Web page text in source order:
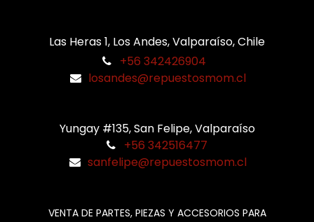
Las Heras 1, Los Andes, Valparaíso, Chile
+56 342426904
losandes@repuestosmom.cl
Yungay #135, San Felipe, Valparaíso
+56 342516477
sanfelipe@repuestosmom.cl
VENTA DE PARTES, PIEZAS Y ACCESORIOS PARA